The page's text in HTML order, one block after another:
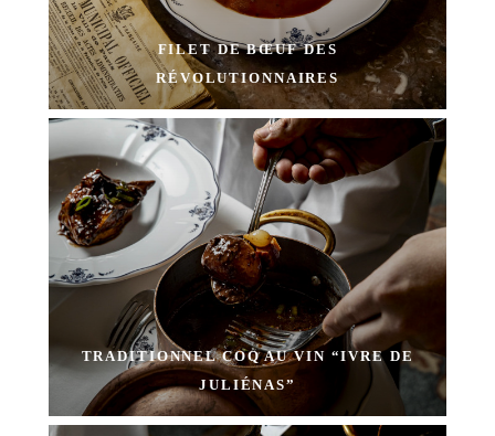
FILET DE BŒUF DES
RÉVOLUTIONNAIRES
TRADITIONNEL COQ AU VIN “IVRE DE
JULIÉNAS”